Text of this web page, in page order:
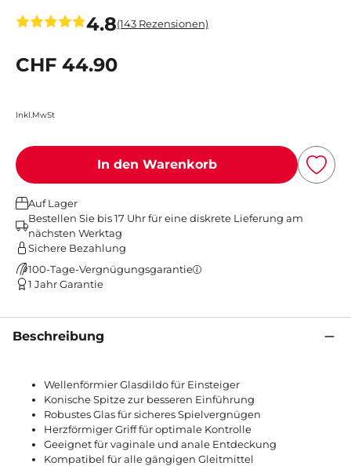
4.8(143 Rezensionen)
CHF 44.90
Inkl.MwSt
In den Warenkorb
Auf Lager
Bestellen Sie bis 17 Uhr für eine diskrete Lieferung am
nächsten Werktag
Sichere Bezahlung
100-Tage-Vergnügungsgarantie
1 Jahr Garantie
Beschreibung
Wellenförmier Glasdildo für Einsteiger
Konische Spitze zur besseren Einführung
Robustes Glas für sicheres Spielvergnügen
Herzförmiger Griff für optimale Kontrolle
Geeignet für vaginale und anale Entdeckung
Kompatibel für alle gängigen Gleitmittel